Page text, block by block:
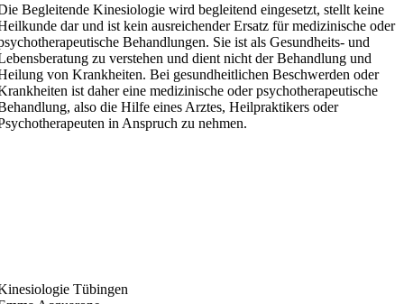
Begleitende Kinesiologie wird begleitend eingesetzt, stellt keine
dar und ist kein ausreichender Ersatz für medizinische oder
Behandlungen. Sie ist als Gesundheits- und
zu verstehen und dient nicht der Behandlung und
von Krankheiten. Bei gesundheitlichen Beschwerden oder
ist daher eine medizinische oder psychotherapeutische
also die Hilfe eines Arztes, Heilpraktikers oder
in Anspruch zu nehmen.
Tübingen